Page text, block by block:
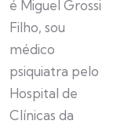
é Miguel Grossi
Filho, sou
médico
psiquiatra pelo
Hospital de
Clínicas da